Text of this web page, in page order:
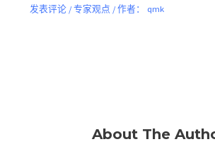
发表评论 /专家观点 / 作者： qmk
About The